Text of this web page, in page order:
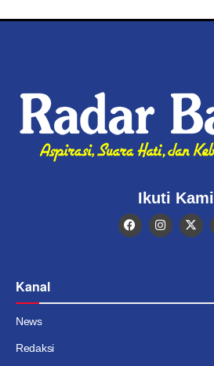
Ikuti Kami
Kanal
News
Redaksi